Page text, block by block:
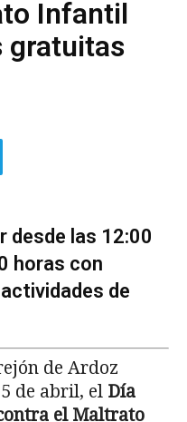
Infantil
gratuitas
desde las 12:00
horas con
de
de Ardoz
de abril, el Día
el Maltrato